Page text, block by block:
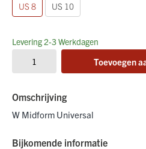
US 8 US 10
Levering 2-3 Werkdagen
Toevoegen
Omschrijving
W Midform Universal
Bijkomende informatie